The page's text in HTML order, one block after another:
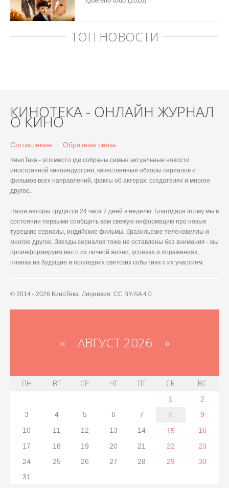
ТОП НОВОСТИ
КИНОТЕКА - ОНЛАЙН ЖУРНАЛ
О КИНО
Соглашение · Обратная связь
КиноТека - это место где собраны самые актуальные новости
иностранной киноиндустрии, качественные обзоры сериалов и
фильмов всех направлений, факты об актерах, создателях и многое
другое.
Наши авторы трудятся 24 часа 7 дней в неделю. Благодаря этому мы в
состоянии первыми сообщить вам свежую информацию про новые
турецкие сериалы, индийские фильмы, бразильские теленовеллы и
многое другое. Звезды сериалов тоже не оставлены без внимания - мы
проинформируем вас о их личной жизни, успехах и поражениях,
планах на будущие и последних светских событиях с их участием.
© 2014 - 2026 КиноТека. Лицензия: CC BY-SA 4.0
« АВГУСТ 2026 »
ПН ВТ СР ЧТ ПТ СБ ВС
1
2
3
4 5 6 7 8
9
10
11 12 13 14 15
16
17
18 19 20 21 22
23
24
25 26 27 28 29
30
31